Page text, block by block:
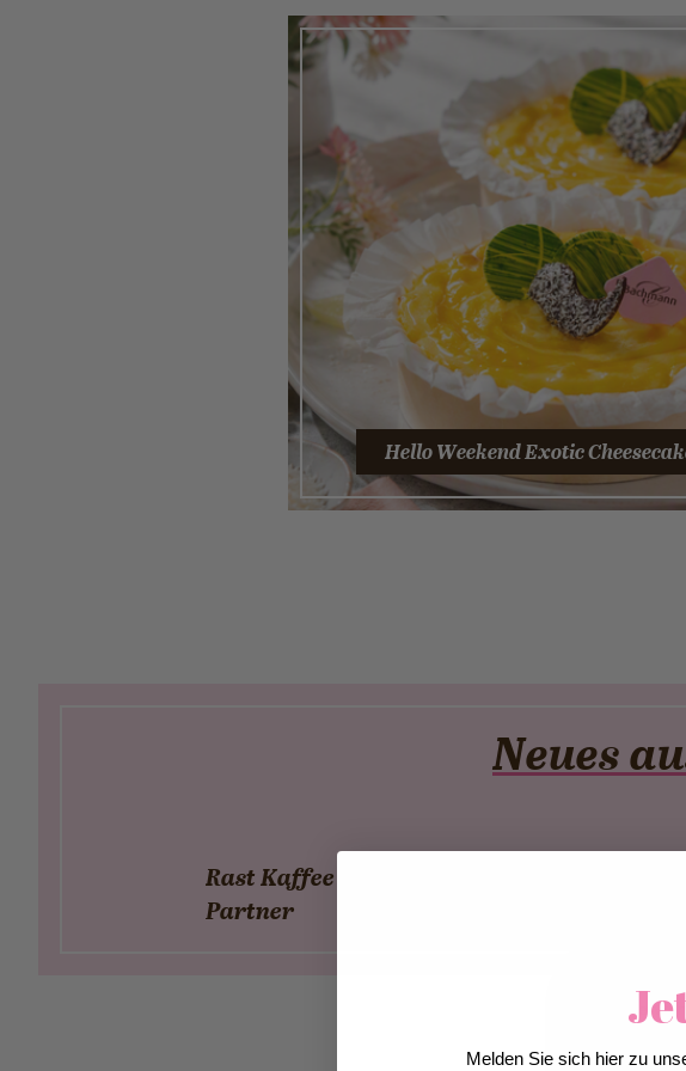
Hello Weekend Exotic
Neues
Rast Kaffee - Unser lokaler
Partner
Wir
Melden Sie sich hier zu